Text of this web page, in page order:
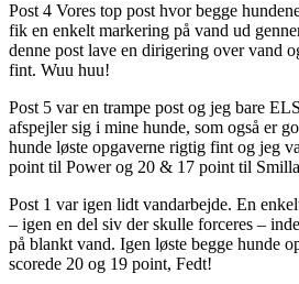
Post 4 Vores top post hvor begge
fik en enkelt markering på vand ud
denne post lave en dirigering over vand
fint. Wuu huu!
Post 5 var en trampe post og jeg bare
afspejler sig i mine hunde, som også er
hunde løste opgaverne rigtig fint og jeg
point til Power og 20 & 17 point til
Post 1 var igen lidt vandarbejde. En
– igen en del siv der skulle forceres –
på blankt vand. Igen løste begge hunde
scorede 20 og 19 point, Fedt!